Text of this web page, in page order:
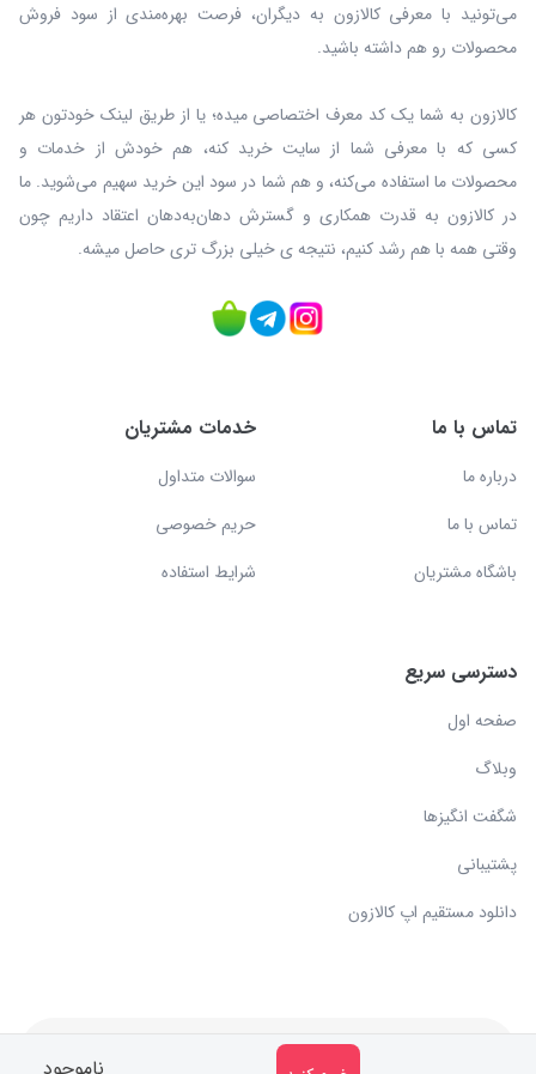
می‌تونید با معرفی کالازون به دیگران، فرصت بهره‌مندی از سود فروش
محصولات رو هم داشته باشید.
کالازون به شما یک کد معرف اختصاصی میده؛ یا از طریق لینک خودتون هر
کسی که با معرفی شما از سایت خرید کنه، هم خودش از خدمات و
محصولات ما استفاده می‌کنه، و هم شما در سود این خرید سهیم می‌شوید. ما
در کالازون به قدرت همکاری و گسترش دهان‌به‌دهان اعتقاد داریم چون
وقتی همه با هم رشد کنیم، نتیجه ی خیلی بزرگ‌ تری حاصل میشه.
تماس با ما
درباره ما
تماس با ما
باشگاه مشتریان
خدمات مشتریان
سوالات متداول
حریم خصوصی
شرایط استفاده
دسترسی سریع
صفحه اول
وبلاگ
شگفت انگیزها
پشتیبانی
دانلود مستقیم اپ کالازون
کلیه حقوق مادی و معنوی متعلق به سایت کالازون می باشد.